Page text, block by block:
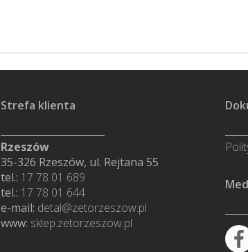
Strefa klienta
Rzeszów
35-326 Rzeszów, ul. Rejtana 55
tel.: 17 78 01 689
tel.: 17 78 01 644
e-mail: detal@zetorzeszow.pl
www: sklep.zetorzeszow.pl